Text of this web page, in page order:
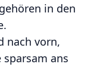
in den
nach vorn,
ans